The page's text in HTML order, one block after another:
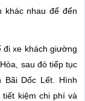
khác nhau để đến
đi xe khách giường
sau đó tiếp tục
Bãi Dốc Lết. Hình
kiệm chi phí và